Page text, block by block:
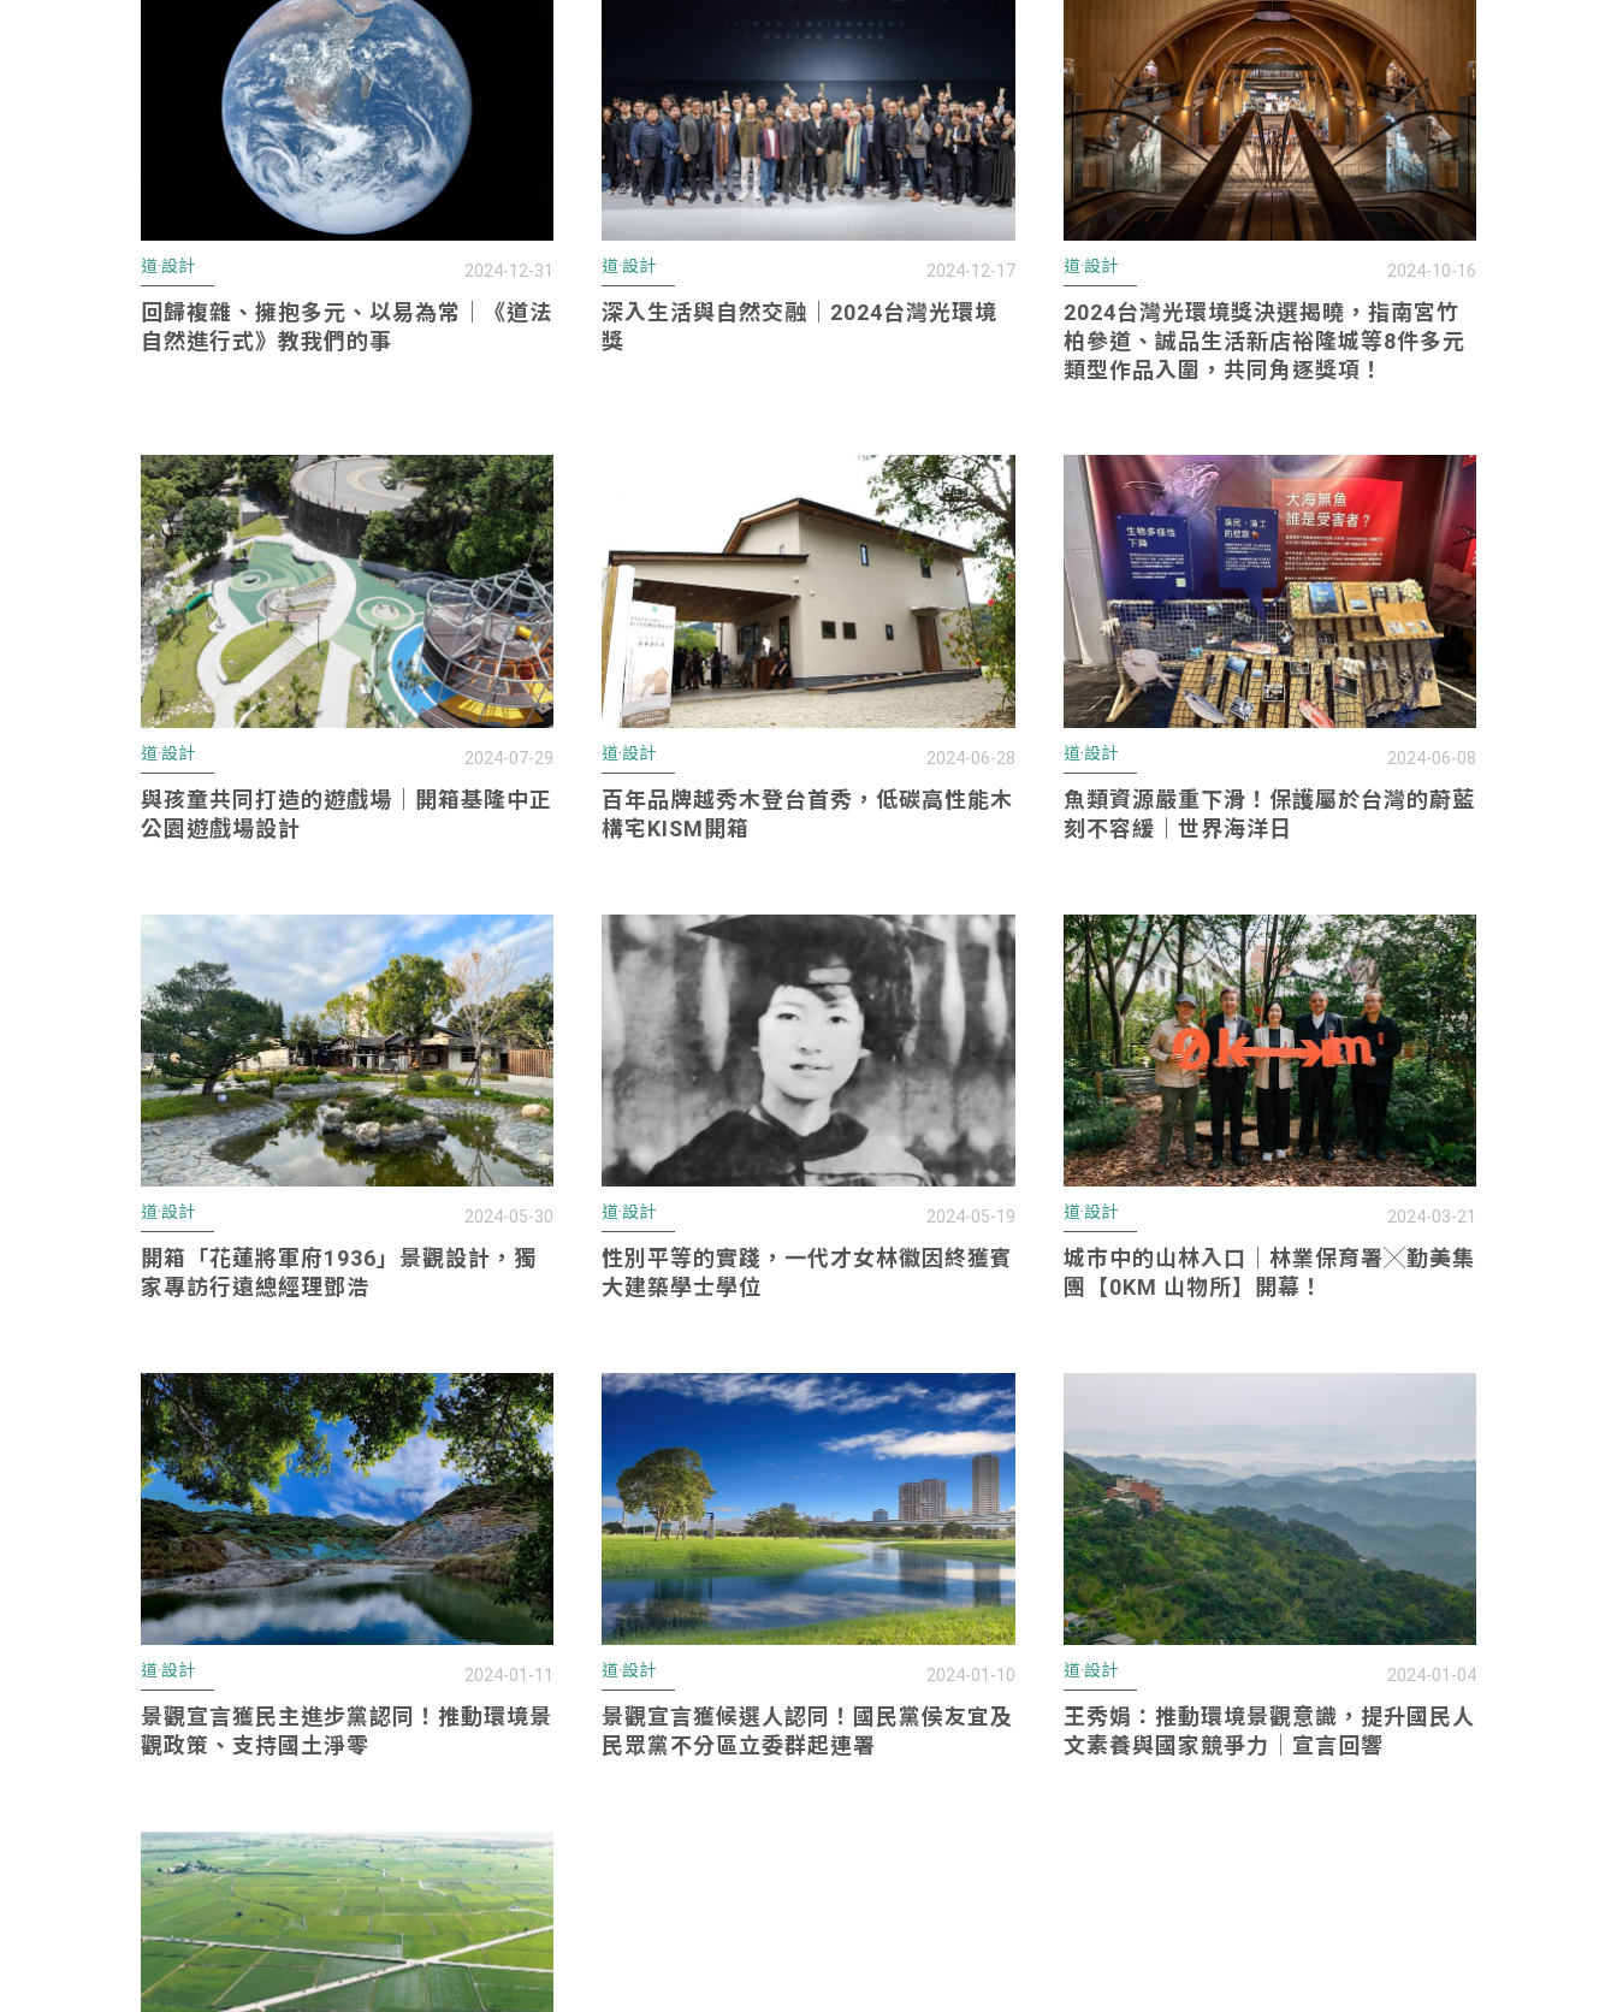
道·設計 2024-12-31
回歸複雜、擁抱多元、以易為常｜《道法
自然進行式》教我們的事
道·設計 2024-12-17
深入生活與自然交融｜2024台灣光環境
獎
道·設計 2024-10-16
2024台灣光環境獎決選揭曉，指南宮竹
柏參道、誠品生活新店裕隆城等8件多元
類型作品入圍，共同角逐獎項！
道·設計 2024-07-29
與孩童共同打造的遊戲場｜開箱基隆中正
公園遊戲場設計
道·設計 2024-06-28
百年品牌越秀木登台首秀，低碳高性能木
構宅KISM開箱
道·設計 2024-06-08
魚類資源嚴重下滑！保護屬於台灣的蔚藍
刻不容緩｜世界海洋日
道·設計 2024-05-30
開箱「花蓮將軍府1936」景觀設計，獨
家專訪行遠總經理鄧浩
道·設計 2024-05-19
性別平等的實踐，一代才女林徽因終獲賓
大建築學士學位
道·設計 2024-03-21
城市中的山林入口｜林業保育署╳勤美集
團【0KM 山物所】開幕！
道·設計 2024-01-11
景觀宣言獲民主進步黨認同！推動環境景
觀政策、支持國土淨零
道·設計 2024-01-10
景觀宣言獲候選人認同！國民黨侯友宜及
民眾黨不分區立委群起連署
道·設計 2024-01-04
王秀娟：推動環境景觀意識，提升國民人
文素養與國家競爭力｜宣言回響